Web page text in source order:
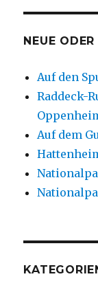
NEUE
Auf den
Raddeck-
Auf dem